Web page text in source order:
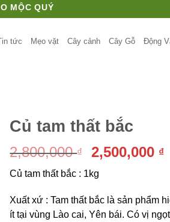
MỘC QUÝ
tức Mẹo vặt Cây cảnh Cây Gỗ Động
Củ tam thất bắc
2,800,000₫
Giá
gốc
là:
2,800,000 ₫.
2,500,000 ₫
Củ tam thất bắc : 1kg
Xuất xứ : Tam thất bắc là sản phẩm
ít tại vùng Lào cai, Yên bái. Có vị